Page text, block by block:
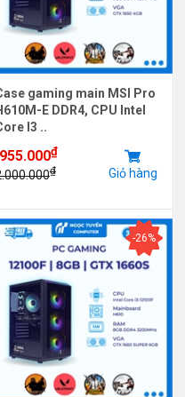
gaming main MSI Pro
E DDR4, CPU Intel
I3 ..
₫
₫ Giỏ hàng
-26%